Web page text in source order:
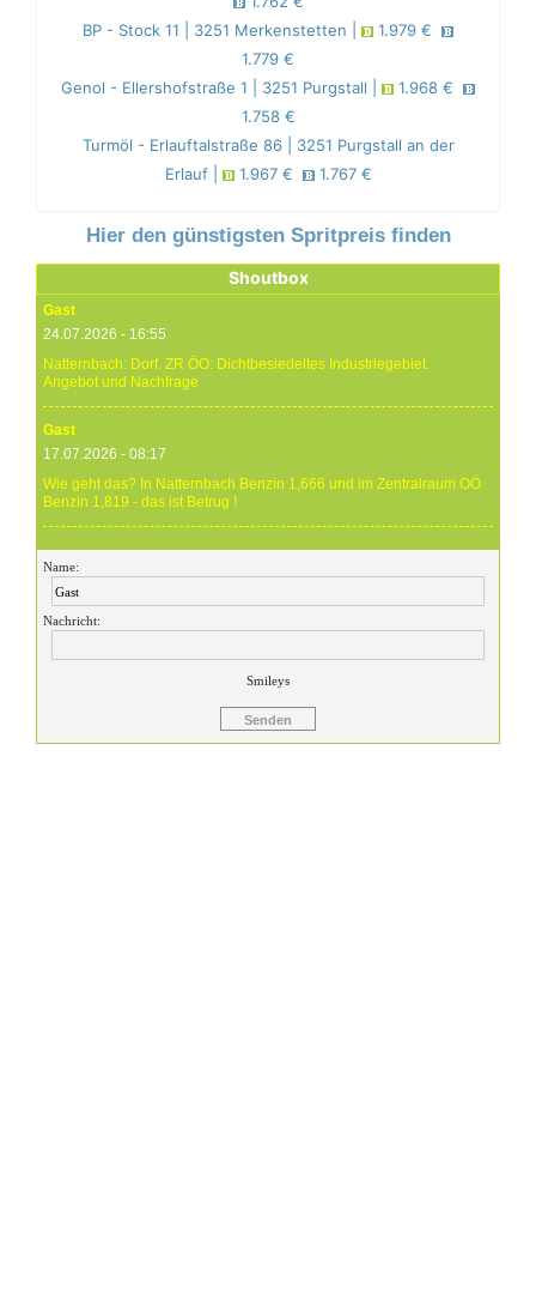
BP - Stock 11 | 3251 Merkenstetten |
1.979 €
1.779 €
Genol - Ellershofstraße 1 | 3251 Purgstall |
1.968 €
1.758 €
Turmöl - Erlauftalstraße 86 | 3251 Purgstall an der
Erlauf |
1.967 € 1.767 €
Hier den günstigsten Spritpreis finden
Shoutbox
Gast
24.07.2026 - 16:55
Natternbach: Dorf. ZR ÖO: Dichtbesiedeltes Industriegebiet.
Angebot und Nachfrage
Gast
17.07.2026 - 08:17
Wie geht das? In Natternbach Benzin 1,666 und im Zentralraum OÖ
Benzin 1,819 - das ist Betrug !
Gast
17.07.2026 - 07:05
Eure Preise eher Märchenstunde :-) Vorort nix zu sehen !
24.06.26 20.00 Uhr OMV Attnang: Der hier angegebene Dieselpreis
mit 1,699 ist aktuell ein viel höherer....
Name:
Nachricht:
Smileys